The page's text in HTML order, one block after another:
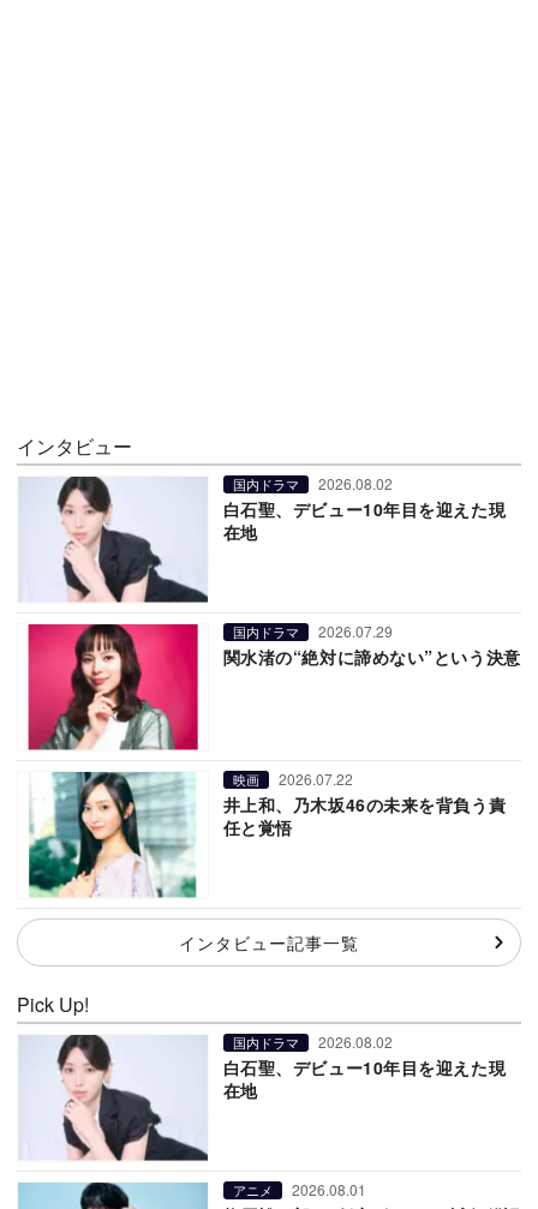
インタビュー
国内ドラマ 2026.08.02
白石聖、デビュー10年目を迎えた現
在地
国内ドラマ 2026.07.29
関水渚の“絶対に諦めない”という決意
映画 2026.07.22
井上和、乃木坂46の未来を背負う責
任と覚悟
インタビュー記事一覧
Pick Up!
国内ドラマ 2026.08.02
白石聖、デビュー10年目を迎えた現
在地
アニメ 2026.08.01